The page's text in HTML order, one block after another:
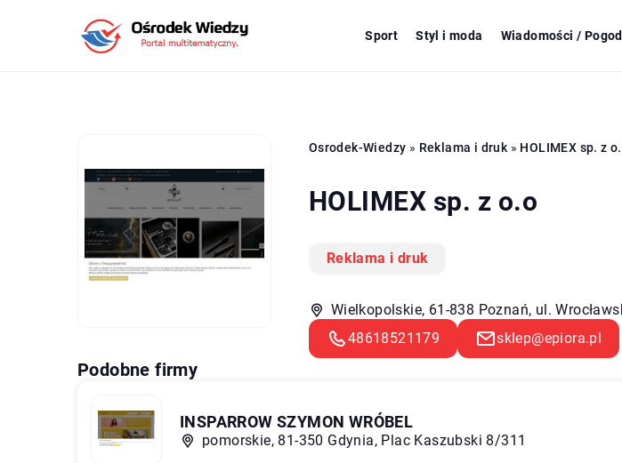
Sport Styl i moda Wiadomości /
Osrodek-Wiedzy » Reklama i druk » HOLIMEX sp. z
HOLIMEX sp. z o.o
Reklama i druk
Wielkopolskie, 61-838 Poznań, ul.
48618521179
sklep@epiora.pl
Podobne firmy
INSPARROW SZYMON WRÓBEL
pomorskie, 81-350 Gdynia, Plac Kaszubski 8/311